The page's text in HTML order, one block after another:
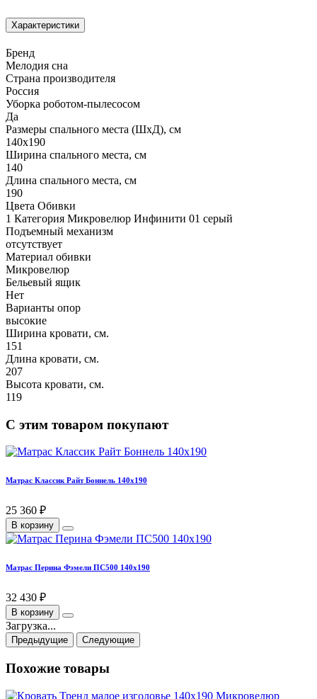
Характеристики
Бренд
Мелодия сна
Страна производителя
Россия
Уборка роботом-пылесосом
Да
Размеры спального места (ШхД), см
140х190
Ширина спального места, см
140
Длина спального места, см
190
Цвета Обивки
1 Категория Микровелюр Инфинити 01 серый
Подъемный механизм
отсутствует
Материал обивки
Микровелюр
Бельевый ящик
Нет
Варианты опор
высокие
Ширина кровати, см.
151
Длина кровати, см.
207
Высота кровати, см.
119
С этим товаром покупают
Матрас Классик Райт Боннель 140х190
25 360 ₽
В корзину
Матрас Перина Фэмели ПС500 140х190
32 430 ₽
В корзину
Загрузка...
Предыдущие Следующие
Похожие товары